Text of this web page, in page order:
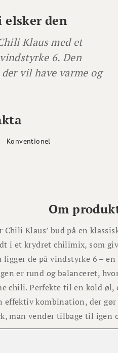
den
Klaus med et
6. Den
vil have varme og
Konventionel
Om
Klaus’ bud på en
i et krydret chilimix, som
ligger de på vindstyrke 6 –
er rund og balanceret,
chili. Perfekte til en kold
effektiv kombination, der
man vender tilbage til igen